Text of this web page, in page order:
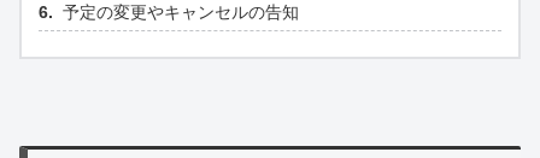
予定の変更やキャンセルの告知